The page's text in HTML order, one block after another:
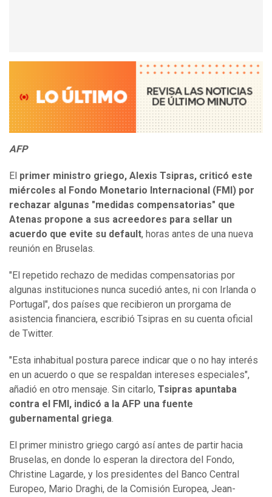
AFP
El primer ministro griego, Alexis Tsipras, criticó este
miércoles al Fondo Monetario Internacional (FMI) por
rechazar algunas "medidas compensatorias" que
Atenas propone a sus acreedores para sellar un
acuerdo que evite su default, horas antes de una nueva
reunión en Bruselas.
"El repetido rechazo de medidas compensatorias por
algunas instituciones nunca sucedió antes, ni con Irlanda o
Portugal", dos países que recibieron un prorgama de
asistencia financiera, escribió Tsipras en su cuenta oficial
de Twitter.
"Esta inhabitual postura parece indicar que o no hay interés
en un acuerdo o que se respaldan intereses especiales",
añadió en otro mensaje. Sin citarlo, Tsipras apuntaba
contra el FMI, indicó a la AFP una fuente
gubernamental griega.
El primer ministro griego cargó así antes de partir hacia
Bruselas, en donde lo esperan la directora del Fondo,
Christine Lagarde, y los presidentes del Banco Central
Europeo, Mario Draghi, de la Comisión Europea, Jean-